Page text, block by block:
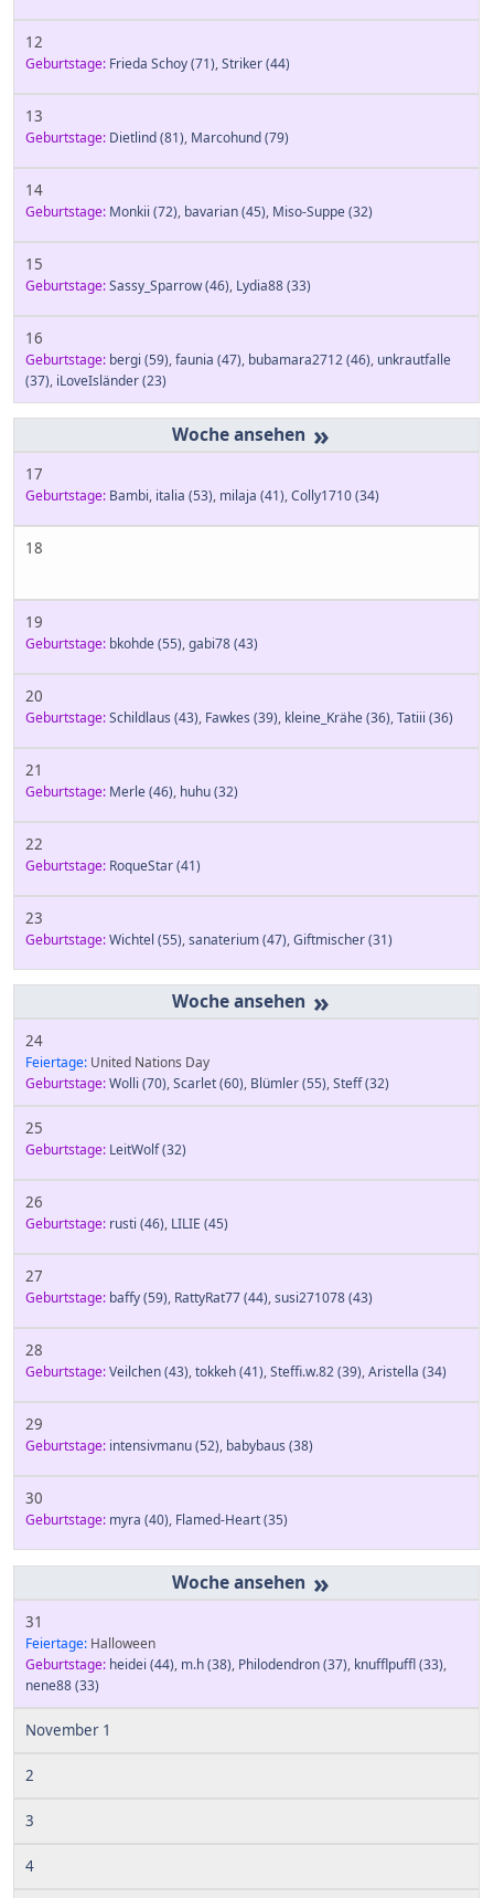
12
Geburtstage: Frieda Schoy(71),Striker(44)
13
Geburtstage: Dietlind(81), Marcohund(79)
14
Geburtstage: Monkii (72), bavarian(45), Miso-Suppe(32)
15
Geburtstage:Sassy_Sparrow(46), Lydia88(33)
16
Geburtstage: bergi (59),faunia (47), bubamara2712(46), unkrautfalle
(37), iLoveIsländer(23)
»
17
Geburtstage: Bambi, italia (53), milaja (41),Colly1710(34)
18
19
Geburtstage: bkohde(55),gabi78(43)
20
Geburtstage:Schildlaus (43), Fawkes (39), kleine_Krähe(36),Tatiii (36)
21
Geburtstage: Merle(46), huhu(32)
22
Geburtstage: RoqueStar(41)
23
Geburtstage:Wichtel (55),sanaterium(47),Giftmischer(31)
»
24
Feiertage: United Nations Day
Geburtstage:Wolli (70),Scarlet(60), Blümler(55),Steff(32)
25
Geburtstage: LeitWolf(32)
26
Geburtstage: rusti (46), LILIE (45)
27
Geburtstage: baffy(59), RattyRat77(44),susi271078(43)
28
Geburtstage:Veilchen(43),tokkeh(41),Steffi.w.82(39),Aristella (34)
29
Geburtstage: intensivmanu(52), babybaus (38)
30
Geburtstage: myra (40), Flamed-Heart(35)
»
31
Feiertage: Halloween
Geburtstage: heidei (44), m.h(38), Philodendron(37), knufflpuffl(33),
nene88(33)
November 1
2
3
4